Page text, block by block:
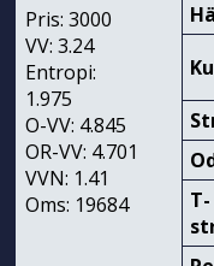
Pris: 3000
VV: 3.24
Entropi:
1.975
O-VV: 4.845
OR-VV: 4.701
VVN: 1.41
Oms: 19684
T-